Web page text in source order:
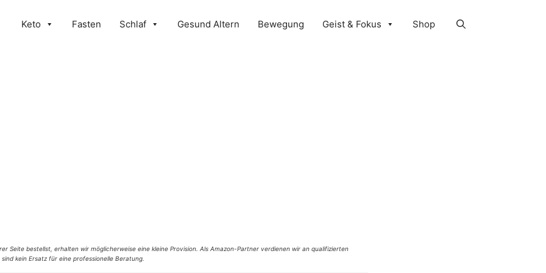
Keto Fasten Schlaf Gesund Altern Bewegung Geist & Fokus Shop
Seite bestellst, erhalten wir möglicherweise eine kleine Provision. Als Amazon-Partner verdienen wir an qualifizierten
kein Ersatz für eine professionelle Beratung.